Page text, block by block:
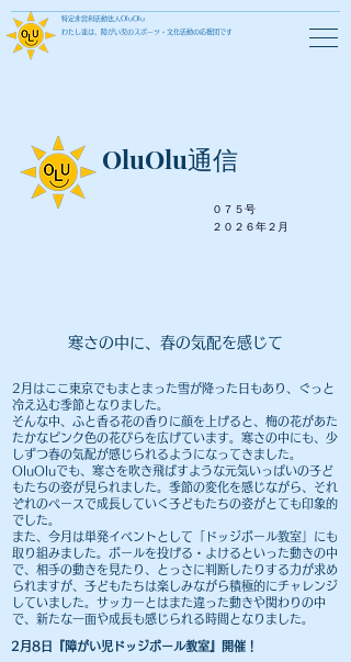
特定非営利活動法人OluOlu
わたし達は、障がい児のスポーツ・文化活動の応援団です
OluOlu通信
０７５号
​２０２６年２月
​寒さの中に、春の気配を感じて
2月はここ東京でもまとまった雪が降った日もあり、ぐっと
冷え込む季節となりました。
そんな中、ふと香る花の香りに顔を上げると、梅の花があた
たかなピンク色の花びらを広げています。寒さの中にも、少
しずつ春の気配が感じられるようになってきました。
OluOluでも、寒さを吹き飛ばすような元気いっぱいの子ど
もたちの姿が見られました。季節の変化を感じながら、それ
ぞれのペースで成長していく子どもたちの姿がとても印象的
でした。
また、今月は単発イベントとして「ドッジボール教室」にも
取り組みました。ボールを投げる・よけるといった動きの中
で、相手の動きを見たり、とっさに判断したりする力が求め
られますが、子どもたちは楽しみながら積極的にチャレンジ
していました。サッカーとはまた違った動きや関わりの中
で、新たな一面や成長も感じられる時間となりました。
2月8日​『障がい児ドッジボール教室』開催！